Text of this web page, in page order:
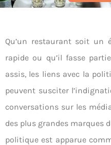
Qu’un restaurant soit un
rapide ou qu’il fasse
assis, les liens avec la
peuvent susciter
conversations sur les
des plus grandes marques
politique est apparue